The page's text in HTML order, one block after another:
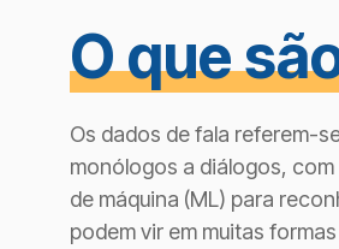
O que
Os dados de fala referem-
monólogos a diálogos,
de máquina (ML) para
podem vir em muitas